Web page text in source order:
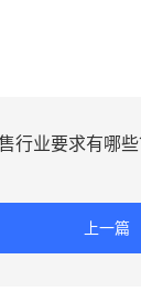
行业要求有哪
上一篇